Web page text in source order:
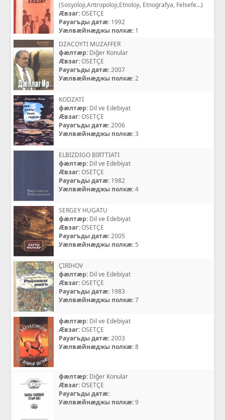
(Sosyoloji,Antropoloji,Etnoloji, Etnografya, Felsefe...)
Æвзаг:OSETÇE
Рауагъды датæ: 1992
Уæлвæйнæджы полкæ: 1
DZACOYTI MUZAFFER
фæлтæр: Diğer Konular
Æвзаг:OSETÇE
Рауагъды датæ:2007
Уæлвæйнæджы полкæ:2
KODZATİ
фæлтæр: Dil ve Edebiyat
Æвзаг:OSETÇE
Рауагъды датæ:2006
Уæлвæйнæджы полкæ:3
ELBIZDIGO BIRTTİATI
фæлтæр: Dil ve Edebiyat
Æвзаг:OSETÇE
Рауагъды датæ: 1982
Уæлвæйнæджы полкæ:4
SERGEY HUGATU
фæлтæр: Dil ve Edebiyat
Æвзаг:OSETÇE
Рауагъды датæ:2005
Уæлвæйнæджы полкæ: 5
ÇİRİHOV
фæлтæр: Dil ve Edebiyat
Æвзаг:OSETÇE
Рауагъды датæ: 1983
Уæлвæйнæджы полкæ:7
фæлтæр: Dil ve Edebiyat
Æвзаг:OSETÇE
Рауагъды датæ:2003
Уæлвæйнæджы полкæ:8
фæлтæр: Diğer Konular
Æвзаг:OSETÇE
Рауагъды датæ:
Уæлвæйнæджы полкæ:9